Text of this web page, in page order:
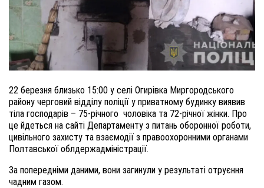
22 березня близько 15:00 у селі Огирівка Миргородського
району черговий відділу поліції у приватному будинку виявив
тіла господарів – 75-річного чоловіка та 72-річної жінки. Про
це йдеться на сайті Департаменту з питань оборонної роботи,
цивільного захисту та взаємодії з правоохоронними органами
Полтавської облдержадміністрації.
За попередніми даними, вони загинули у результаті отруєння
чадним газом.